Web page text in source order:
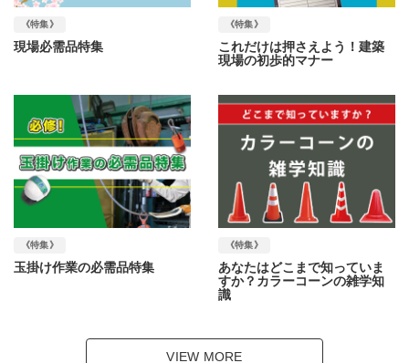
《特集》
現場必需品特集
《特集》
これだけは押さえよう！建築
現場の初歩的マナー
《特集》
玉掛け作業の必需品特集
《特集》
あなたはどこまで知っていま
すか？カラーコーンの雑学知
識
VIEW MORE